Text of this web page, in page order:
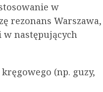
w
rezonans Warszawa,
w następujących
(np. guzy,